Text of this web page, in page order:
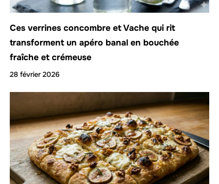
Ces verrines concombre et Vache qui rit
transforment un apéro banal en bouchée
fraîche et crémeuse
28 février 2026